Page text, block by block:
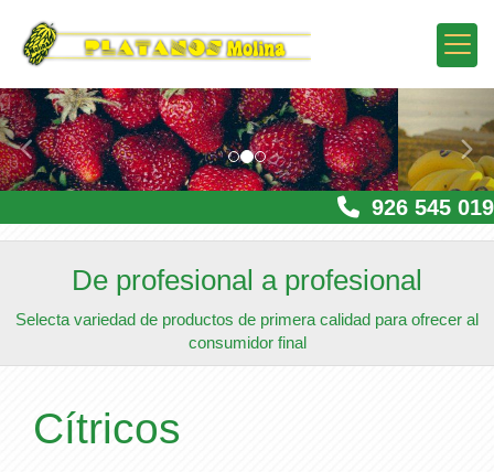
prev
926 545 019
De profesional a profesional
Selecta variedad de productos de primera calidad para ofrecer al
consumidor final
Cítricos